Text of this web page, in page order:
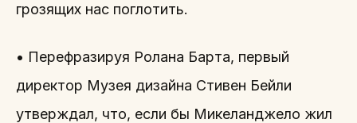
грозящих нас поглотить.
• Перефразируя Ролана Барта, первый
директор Музея дизайна Стивен Бейли
утверждал, что, если бы Микеланджело жил